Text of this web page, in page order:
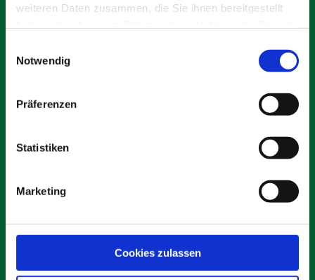
weiteren Daten zusammen, die Sie ihnen bereitgestellt
Notwendig
Präferenzen
Statistiken
Marketing
Cookies zulassen
Rudolf-Diesel-Ring 12
Tel: 08141 6254343
Kontakt
Impressum
AGB